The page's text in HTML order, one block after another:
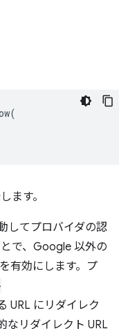
(
ます。
してプロバイダの認
で、Google 以外の
有効にします。プ
URL にリダイレク
なリダイレクト URL